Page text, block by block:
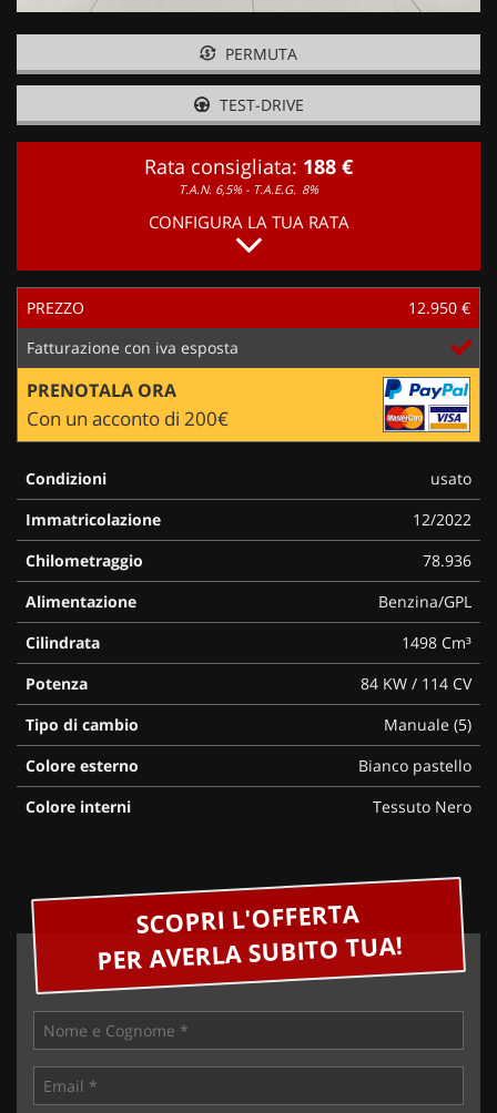
PERMUTA
TEST-DRIVE
Rata consigliata: 188 €
T.A.N. 6,5% - T.A.E.G. 8%
CONFIGURA LA TUA RATA
PREZZO
12.950 €
Fatturazione con iva esposta
PRENOTALA ORA
Con un acconto di 200€
Condizioni
usato
Immatricolazione
12/2022
Chilometraggio
78.936
Alimentazione
Benzina/GPL
Cilindrata
1498 Cm³
Potenza
84 KW / 114 CV
Tipo di cambio
Manuale (5)
Colore esterno
Bianco pastello
Colore interni
Tessuto Nero
SCOPRI L'OFFERTA
PER AVERLA SUBITO TUA!